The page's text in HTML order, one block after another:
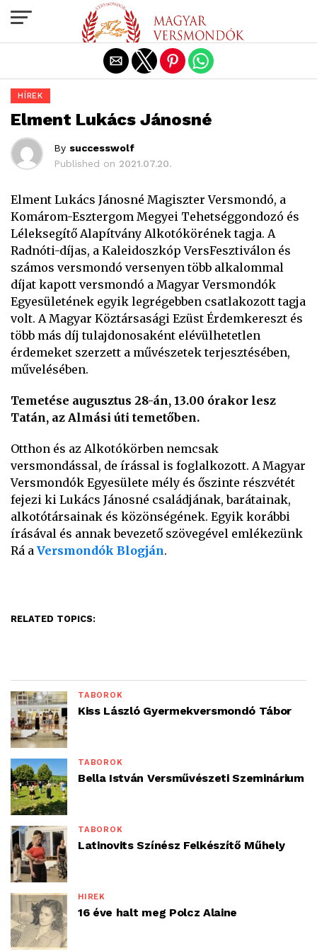
HÍREK
Elment Lukács Jánosné
By successwolf
Published on 2021.07.20.
Elment Lukács Jánosné Magiszter Versmondó, a
Komárom-Esztergom Megyei Tehetséggondozó és
Léleksegítő Alapítvány Alkotókörének tagja. A
Radnóti-díjas, a Kaleidoszkóp VersFesztiválon és
számos versmondó versenyen több alkalommal
díjat kapott versmondó a Magyar Versmondók
Egyesületének egyik legrégebben csatlakozott tagja
volt. A Magyar Köztársasági Ezüst Érdemkereszt és
több más díj tulajdonosaként elévülhetetlen
érdemeket szerzett a művészetek terjesztésében,
művelésében.
Temetése augusztus 28-án, 13.00 órakor lesz
Tatán, az Almási úti temetőben.
Otthon és az Alkotókörben nemcsak
versmondással, de írással is foglalkozott. A Magyar
Versmondók Egyesülete mély és őszinte részvétét
fejezi ki Lukács Jánosné családjának, barátainak,
alkotótársainak és közönségének. Egyik korábbi
írásával és annak bevezető szövegével emlékezünk
Rá a Versmondók Blogján.
RELATED TOPICS:
TÁBOROK
Kiss László Gyermekversmondó Tábor
TÁBOROK
Bella István Versművészeti Szeminárium
TÁBOROK
Latinovits Színész Felkészítő Műhely
HÍREK
16 éve halt meg Polcz Alaine
Exit mobile version